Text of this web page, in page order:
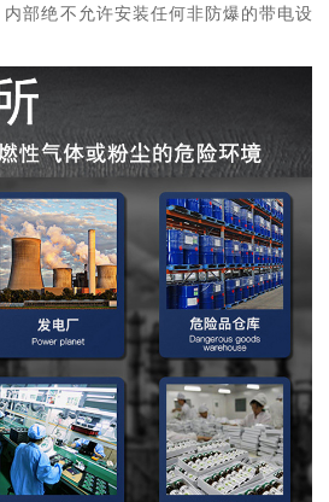
部绝不允许安装任何非防爆的带电设